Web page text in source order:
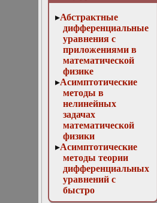
Абстрактные
дифференциальные
уравнения с
приложениями в
математической
физике
Асимптотические
методы в
нелинейных
задачах
математической
физики
Асимптотические
методы теории
дифференциальных
уравнений с
быстро
осциллирующими